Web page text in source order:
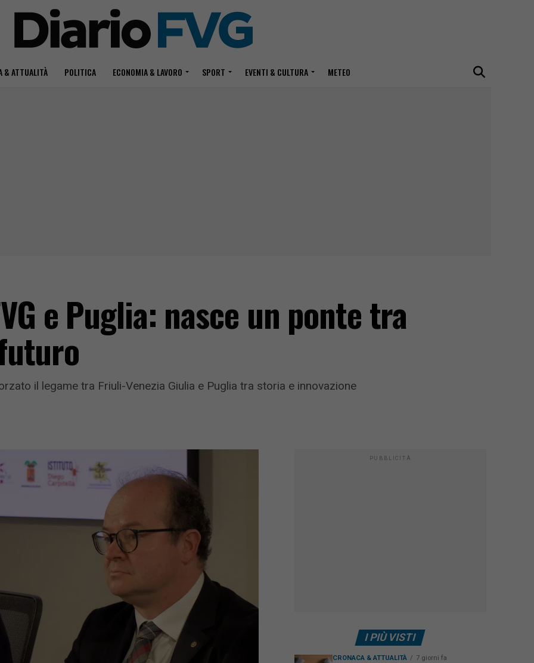
& ATTUALITÀ POLITICA ECONOMIA & LAVORO SPORT EVENTI & CULTURA METEO
e Puglia: nasce un ponte tra
il legame tra Friuli-Venezia Giulia e Puglia tra storia e innovazione
PUBBLICITÀ
I PIÙ VISTI
CRONACA & ATTUALITÀ 7 giorni fa